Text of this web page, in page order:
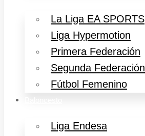
La Liga EA SPORTS
Liga Hypermotion
Primera Federación
Segunda Federación
Fútbol Femenino
Liga Endesa